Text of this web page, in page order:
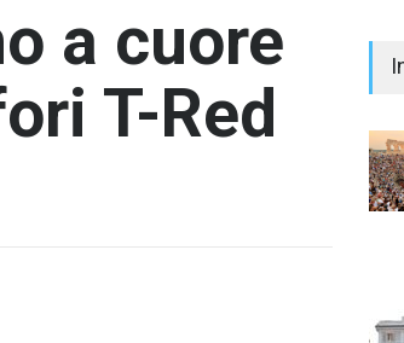
-
a cuore
T-Red